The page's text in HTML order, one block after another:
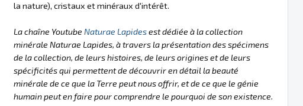
la nature), cristaux et minéraux d'intérêt.
La chaîne Youtube Naturae Lapidesest dédiée à la collection
minérale Naturae Lapides, à travers la présentation des spécimens
de la collection, de leurs histoires, de leurs origines et de leurs
spécificités qui permettent de découvrir en détail la beauté
minérale de ce que la Terre peut nous offrir, et de ce que le génie
humain peut en faire pour comprendre le pourquoi de son existence.